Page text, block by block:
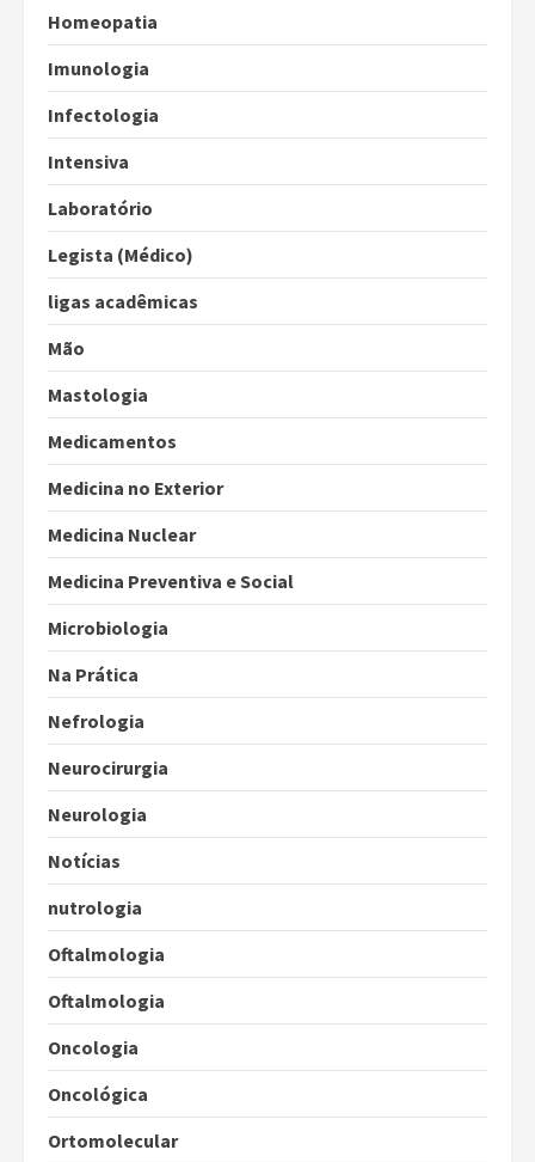
Homeopatia
Imunologia
Infectologia
Intensiva
Laboratório
Legista (Médico)
ligas acadêmicas
Mão
Mastologia
Medicamentos
Medicina no Exterior
Medicina Nuclear
Medicina Preventiva e Social
Microbiologia
Na Prática
Nefrologia
Neurocirurgia
Neurologia
Notícias
nutrologia
Oftalmologia
Oftalmologia
Oncologia
Oncológica
Ortomolecular